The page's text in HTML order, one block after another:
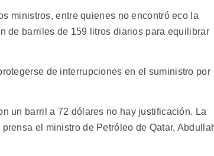
ministros, entre quienes no encontró eco la
de barriles de 159 litros diarios para equilibrar
de interrupciones en el suministro por
un barril a 72 dólares no hay justificación. La
el ministro de Petróleo de Qatar,